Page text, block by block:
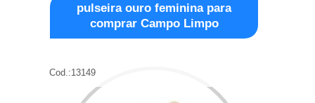
pulseira ouro feminina para
comprar Campo Limpo
Cod.:13149